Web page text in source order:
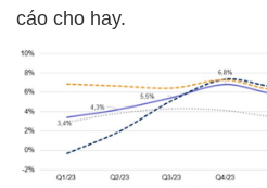
cáo cho hay.